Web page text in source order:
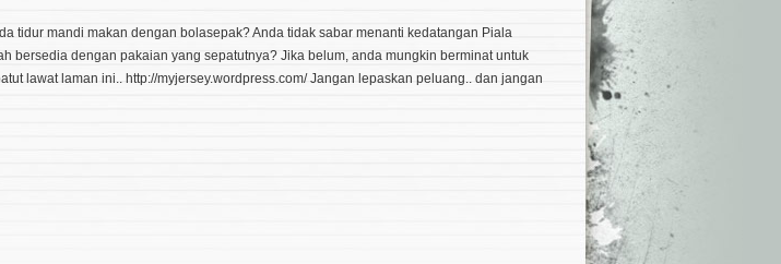
tidur mandi makan dengan bolasepak? Anda tidak sabar menanti kedatangan Piala
bersedia dengan pakaian yang sepatutnya? Jika belum, anda mungkin berminat untuk
lawat laman ini.. http://myjersey.wordpress.com/ Jangan lepaskan peluang.. dan jangan